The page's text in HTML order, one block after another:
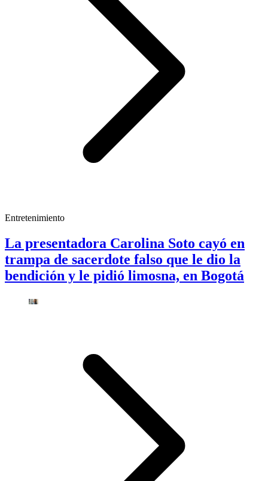
Entretenimiento
La presentadora Carolina Soto cayó en
trampa de sacerdote falso que le dio la
bendición y le pidió limosna, en Bogotá